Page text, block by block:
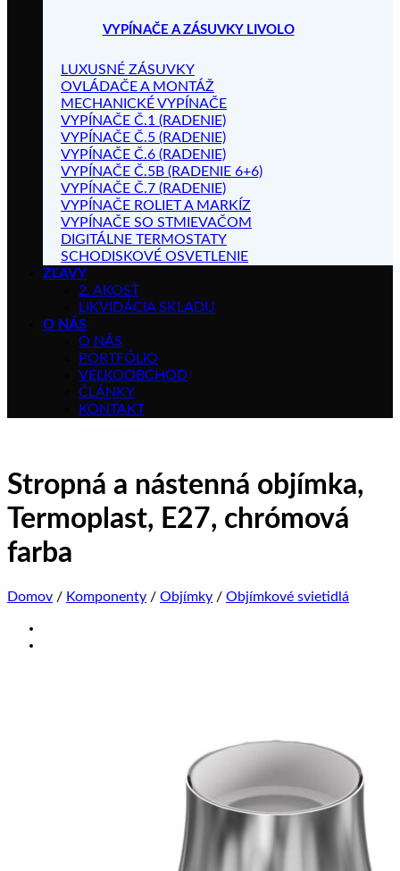
VYPÍNAČE A ZÁSUVKY LIVOLO
LUXUSNÉ ZÁSUVKY
OVLÁDAČE A MONTÁŽ
MECHANICKÉ VYPÍNAČE
VYPÍNAČE Č.1 (RADENIE)
VYPÍNAČE Č.5 (RADENIE)
VYPÍNAČE Č.6 (RADENIE)
VYPÍNAČE Č.5B (RADENIE 6+6)
VYPÍNAČE Č.7 (RADENIE)
VYPÍNAČE ROLIET A MARKÍZ
VYPÍNAČE SO STMIEVAČOM
DIGITÁLNE TERMOSTATY
SCHODISKOVÉ OSVETLENIE
ZĽAVY
2. AKOSŤ
LIKVIDÁCIA SKLADU
O NÁS
O NÁS
PORTFÓLIO
VEĽKOOBCHOD
ČLÁNKY
KONTAKT
Stropná a nástenná objímka,
Termoplast, E27, chrómová
farba
Domov / Komponenty / Objímky / Objímkové svietidlá